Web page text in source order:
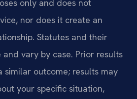
only and does not
nor does it create an
Statutes and their
vary by case. Prior results
similar outcome; results may
your specific situation,